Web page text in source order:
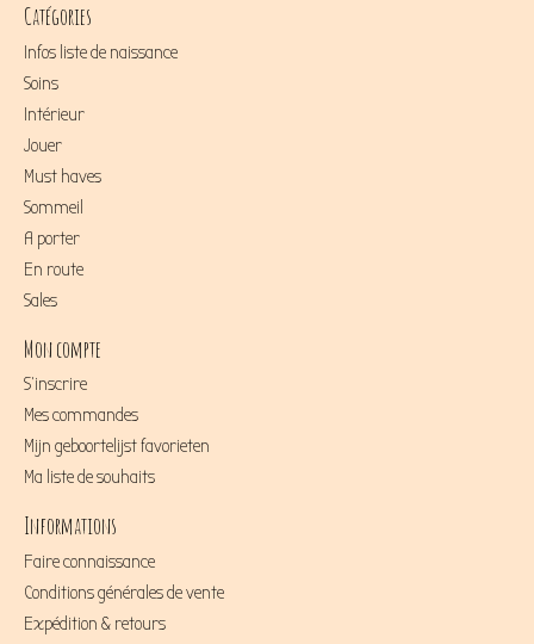
Catégories
Infos liste de naissance
Soins
Intérieur
Jouer
Must haves
Sommeil
A porter
En route
Sales
Mon compte
S'inscrire
Mes commandes
Mijn geboortelijst favorieten
Ma liste de souhaits
Informations
Faire connaissance
Conditions générales de vente
Expédition & retours